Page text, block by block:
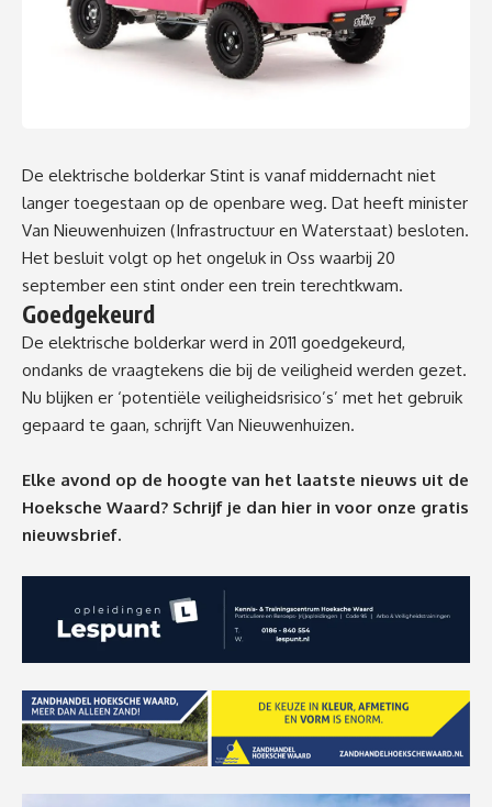
De elektrische bolderkar Stint is vanaf middernacht niet
langer toegestaan op de openbare weg. Dat heeft minister
Van Nieuwenhuizen (Infrastructuur en Waterstaat) besloten.
Het besluit volgt op het ongeluk in Oss waarbij 20
september een stint onder een trein terechtkwam.
Goedgekeurd
De elektrische bolderkar werd in 2011 goedgekeurd,
ondanks de vraagtekens die bij de veiligheid werden gezet.
Nu blijken er ‘potentiële veiligheidsrisico’s’ met het gebruik
gepaard te gaan, schrijft Van Nieuwenhuizen.
Elke avond op de hoogte van het laatste nieuws uit de
Hoeksche Waard? Schrijf je dan hier in voor onze gratis
nieuwsbrief.